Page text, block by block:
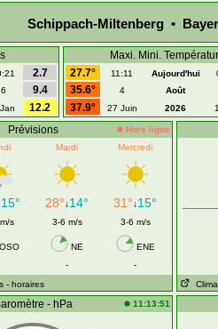
Schippach-Miltenberg •
2.7
6
9.4
12.2
Maxi. Mini.
27.7°
11:11 Aujourd'hui
35.6°
4 Août
37.9°
27 Juin 2026
Prévisions
Hors ligne
Mardi Mercredi
15° 28°↓14° 31°↓15°
s 3-6 m/s 3-6 m/s
NE
ENE
-
-
- horaires
- hPa 11:13:51